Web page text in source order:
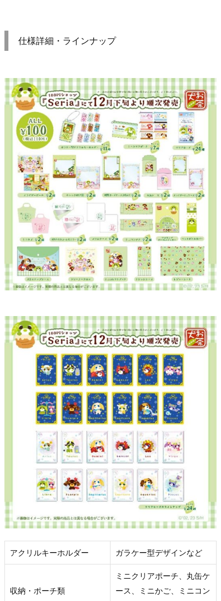
仕様詳細・ラインナップ
アクリルキーホルダー ガラケー型デザインなど
収納・ポーチ類
ミニクリアポーチ、丸缶ケ
ース、ミニかご、ミニコン